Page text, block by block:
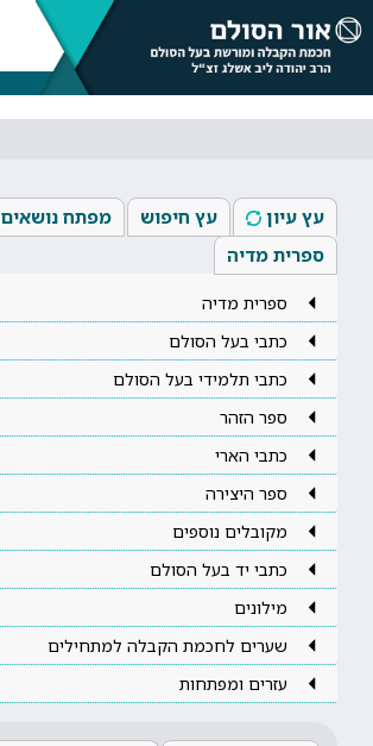
עץ עיון עץ חיפוש
מפתח נושאים
ספרית מדיה
ספרית מדיה
כתבי בעל הסולם
כתבי תלמידי בעל הסולם
ספר הזהר
כתבי הארי
ספר היצירה
מקובלים נוספים
כתבי יד בעל הסולם
מילונים
שערים לחכמת הקבלה למתחילים
עזרים ומפתחות